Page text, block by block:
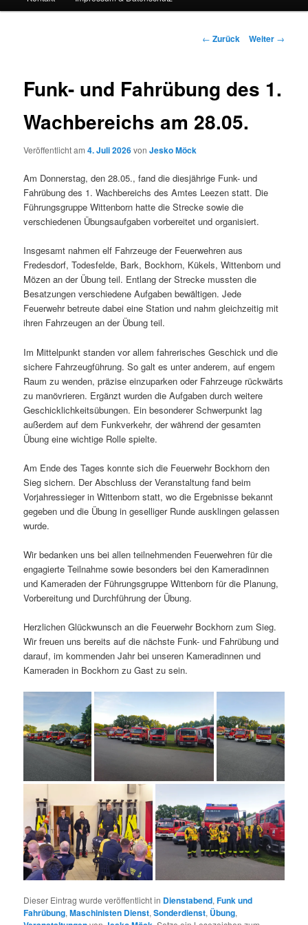
Beitrags-
← Zurück Weiter →
Funk- und Fahrübung des 1.
Wachbereichs am 28.05.
Veröffentlicht am4. Juli 2026vonJesko Möck
Am Donnerstag, den 28.05., fand die diesjährige Funk- und
Fahrübung des 1. Wachbereichs des Amtes Leezen statt. Die
Führungsgruppe Wittenborn hatte die Strecke sowie die
verschiedenen Übungsaufgaben vorbereitet und organisiert.
Insgesamt nahmen elf Fahrzeuge der Feuerwehren aus
Fredesdorf, Todesfelde, Bark, Bockhorn, Kükels, Wittenborn und
Mözen an der Übung teil. Entlang der Strecke mussten die
Besatzungen verschiedene Aufgaben bewältigen. Jede
Feuerwehr betreute dabei eine Station und nahm gleichzeitig mit
ihren Fahrzeugen an der Übung teil.
Im Mittelpunkt standen vor allem fahrerisches Geschick und die
sichere Fahrzeugführung. So galt es unter anderem, auf engem
Raum zu wenden, präzise einzuparken oder Fahrzeuge rückwärts
zu manövrieren. Ergänzt wurden die Aufgaben durch weitere
Geschicklichkeitsübungen. Ein besonderer Schwerpunkt lag
außerdem auf dem Funkverkehr, der während der gesamten
Übung eine wichtige Rolle spielte.
Am Ende des Tages konnte sich die Feuerwehr Bockhorn den
Sieg sichern. Der Abschluss der Veranstaltung fand beim
Vorjahressieger in Wittenborn statt, wo die Ergebnisse bekannt
gegeben und die Übung in geselliger Runde ausklingen gelassen
wurde.
Wir bedanken uns bei allen teilnehmenden Feuerwehren für die
engagierte Teilnahme sowie besonders bei den Kameradinnen
und Kameraden der Führungsgruppe Wittenborn für die Planung,
Vorbereitung und Durchführung der Übung.
Herzlichen Glückwunsch an die Feuerwehr Bockhorn zum Sieg.
Wir freuen uns bereits auf die nächste Funk- und Fahrübung und
darauf, im kommenden Jahr bei unseren Kameradinnen und
Kameraden in Bockhorn zu Gast zu sein.
Dieser Eintrag wurde veröffentlicht in Dienstabend,Funk und
Fahrübung,Maschinisten Dienst,Sonderdienst, Übung,